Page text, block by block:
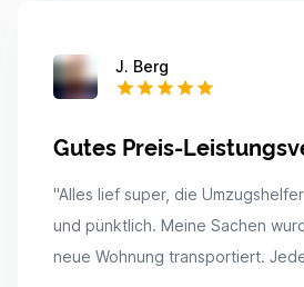
J. Berg
Gutes Preis-
"Alles lief super, die
und pünktlich. Meine Sachen
neue Wohnung transportiert.